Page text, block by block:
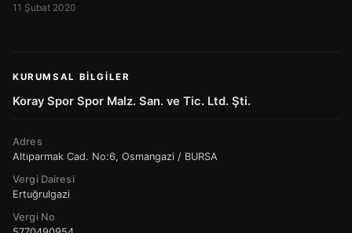
11 Şubat 2020
KURUMSAL BILGILER
Koray Spor Spor Malz. San. ve Tic. Ltd. Şti.
Adres
Altıparmak Cad. No:6, Osmangazi / BURSA
Vergi Dairesi
Ertuğrulgazi
Vergi No